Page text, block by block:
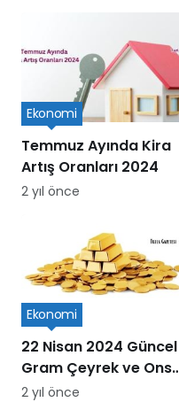
Temmuz Ayında Kira
Artış Oranları 2024
Ekonomi
2 yıl önce
22 Nisan 2024 Güncel
Gram Çeyrek ve Ons
Altın Fiyatları
Ekonomi
2 yıl önce